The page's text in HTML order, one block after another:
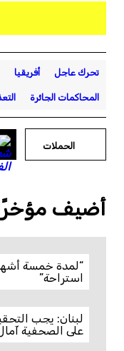
تحرك عاجل أفريقيا
المحاكمات الجائرة
الحملات
أضيف
استراحة”
لبنان: يجب
على الصحفية